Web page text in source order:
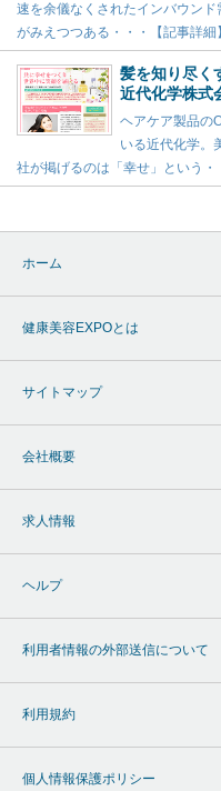
速を余儀なくされたインバウン
がみえつつある・・・【記事詳細】
髪を知り尽く
近代化学株式
ヘアケア製品の
いる近代化学。
社が掲げるのは「幸せ」という・
ホーム
健康美容EXPOとは
サイトマップ
会社概要
求人情報
ヘルプ
利用者情報の外部送信について
利用規約
個人情報保護ポリシー